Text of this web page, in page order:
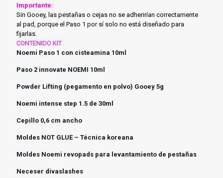
Importante:
Sin Gooey, las pestañas o cejas no se adherirían correctamente
al pad, porque el Paso 1 por sí solo no está diseñado para
fijarlas.
CONTENIDO KIT
Noemi Paso 1 con cisteamina 10ml
Paso 2 innovate NOEMI 10ml
Powder Lifting (pegamento en polvo) Gooey 5g
Noemi intense step 1.5 de 30ml
Cepillo 0,6 cm ancho
Moldes NOT GLUE – Técnica koreana
Moldes Noemi revopads para levantamiento de pestañas
Neceser divaslashes